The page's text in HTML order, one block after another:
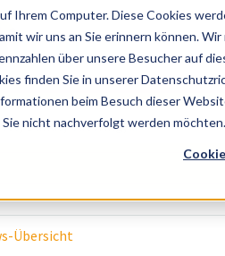
Ihrem Computer. Diese Cookies
wir uns an Sie erinnern können.
über unsere Besucher auf
finden Sie in unserer
beim Besuch dieser
nicht nachverfolgt werden möchten.
Übersicht